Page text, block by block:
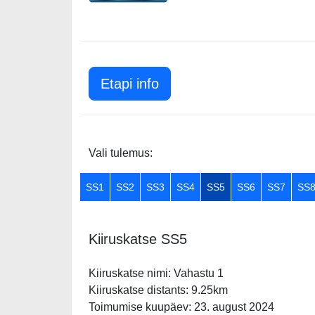
Etapi info
Vali tulemus:
SS1 SS2 SS3 SS4 SS5 SS6 SS7 SS8
Kiiruskatse SS5
Kiiruskatse nimi: Vahastu 1
Kiiruskatse distants: 9.25km
Toimumise kuupäev: 23. august 2024